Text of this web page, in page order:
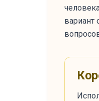
вариант